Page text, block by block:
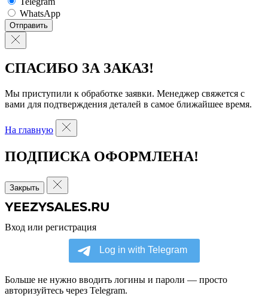
WhatsApp
Отправить
СПАСИБО ЗА ЗАКАЗ!
Мы приступили к обработке заявки. Менеджер свяжется с
вами для подтверждения деталей в самое ближайшее время.
На главную
ПОДПИСКА ОФОРМЛЕНА!
Закрыть
Вход или регистрация
Больше не нужно вводить логины и пароли — просто
авторизуйтесь через Telegram.